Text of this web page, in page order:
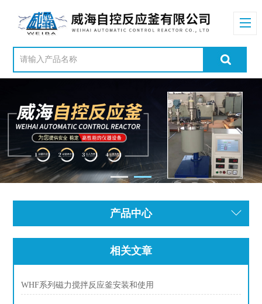
产品中心
相关文章
WHF系列磁力搅拌反应釜安装和使用